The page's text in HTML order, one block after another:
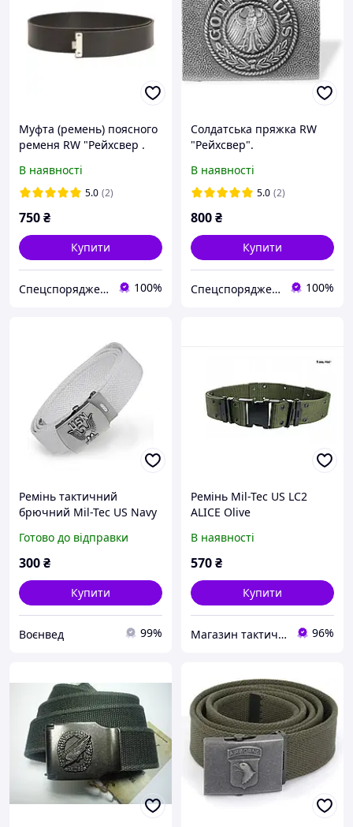
Муфта (ремень) поясного
ременя RW "Рейхсвер .
SPALTLEDER SCHWARZ.
В наявності
5.0 (2)
750₴
Купити
Спецспорядження 100%
Солдатська пряжка RW
"Рейхсвер".
FELDGRAU.
В наявності
5.0 (2)
800₴
Купити
Спецспорядження 100%
Ремінь тактичний
брючний Mil-Tec US Navy
Готово до відправки
300₴
Купити
Воєнвед 99%
Ремінь Mil-Tec US LC2
ALICE Olive
В наявності
570₴
Купити
Магазин тактичного спорядження Боєць Одеса 96%